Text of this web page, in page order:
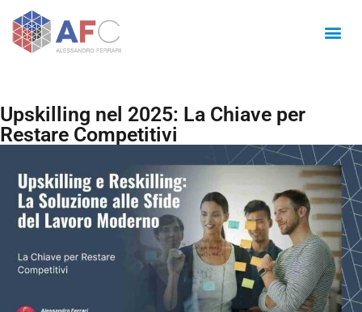
Upskilling nel 2025: La Chiave per
Restare Competitivi